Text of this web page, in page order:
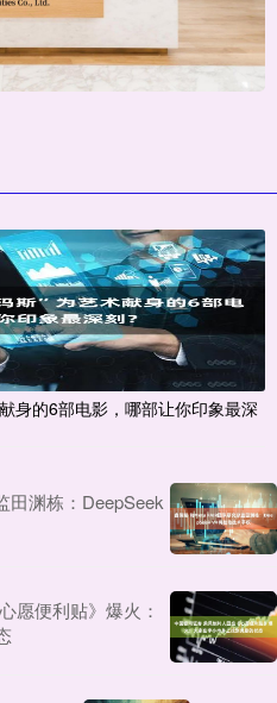
身的6部电影，哪部让你印象最深
田渊栋：DeepSeek
愿便利贴》爆火：